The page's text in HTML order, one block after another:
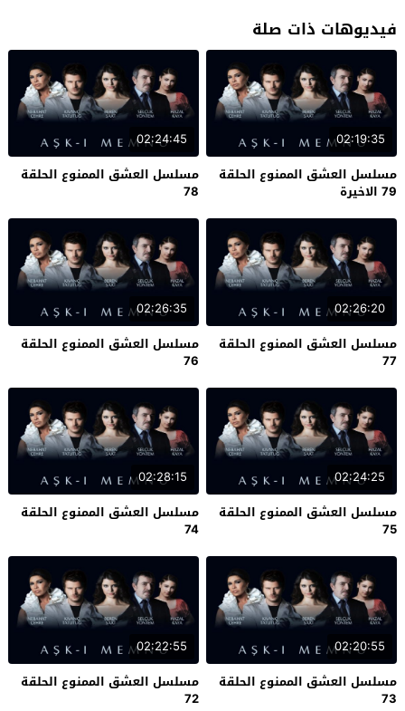
فيديوهات ذات صلة
02:19:35
مسلسل العشق الممنوع الحلقة
79 الاخيرة
02:24:45
مسلسل العشق الممنوع الحلقة
78
02:26:20
مسلسل العشق الممنوع الحلقة
77
02:26:35
مسلسل العشق الممنوع الحلقة
76
02:24:25
مسلسل العشق الممنوع الحلقة
75
02:28:15
مسلسل العشق الممنوع الحلقة
74
02:20:55
مسلسل العشق الممنوع الحلقة
73
02:22:55
مسلسل العشق الممنوع الحلقة
72